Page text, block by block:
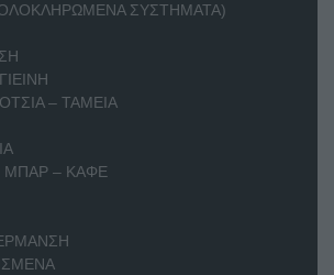
ΣΥΣΤΗΜΑΤΑ)
– ΤΑΜΕΙΑ
ΜΠΑΡ – ΚΑΦΕ